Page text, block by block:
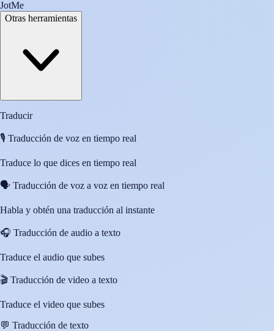
JotMe
Otras herramientas
Traducir
🎙️ Traducción de voz en tiempo real
Traduce lo que dices en tiempo real
🗣️ Traducción de voz a voz en tiempo real
Habla y obtén una traducción al instante
🎧 Traducción de audio a texto
Traduce el audio que subes
🎬 Traducción de video a texto
Traduce el video que subes
💬 Traducción de texto